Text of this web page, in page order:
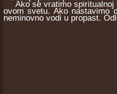
Ako se vratimo spiritualnoj
ovom svetu. Ako nastavimo
neminovno vodi u propast.